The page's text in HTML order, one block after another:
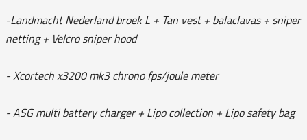
-Landmacht Nederland broek L + Tan vest + balaclavas + sniper
netting + Velcro sniper hood
- Xcortech x3200 mk3 chrono fps/joule meter
- ASG multi battery charger + Lipo collection + Lipo safety bag